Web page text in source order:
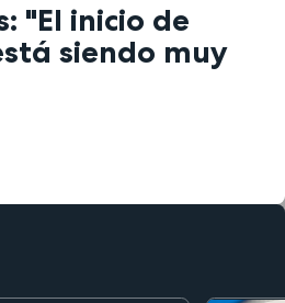
"El inicio de
siendo muy